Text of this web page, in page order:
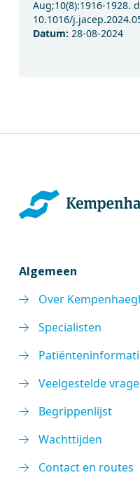
Aug;10(8):1916-1928.
10.1016/
Datum: 28-08-2024
Algemeen
Over
Specialisten
Veelgestelde
Begrippenlijst
Wachttijden
Contact en routes